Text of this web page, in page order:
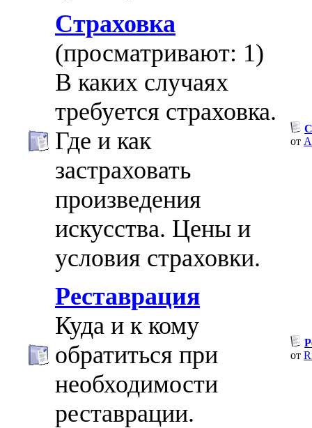
Страховка
(просматривают: 1)
В каких случаях
требуется страховка.
Где и как
застраховать
произведения
искусства. Цены и
условия страховки.
от
Реставрация
Куда и к кому
обратиться при
необходимости
реставрации.
от